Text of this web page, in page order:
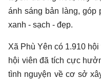
ánh sáng bản làng, góp
xanh - sạch - đẹp.
Xã Phù Yên có 1.910
hội viên đã tích cực
tình nguyện về cơ sở